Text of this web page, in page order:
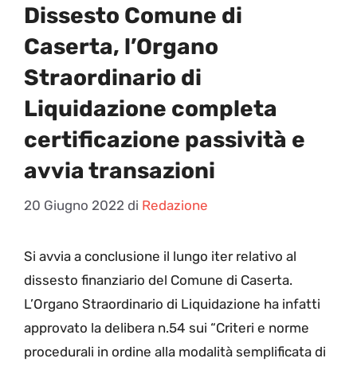
Dissesto Comune di
Caserta, l’Organo
Straordinario di
Liquidazione completa
certificazione passività e
avvia transazioni
20 Giugno 2022 di Redazione
Si avvia a conclusione il lungo iter relativo al
dissesto finanziario del Comune di Caserta.
L’Organo Straordinario di Liquidazione ha infatti
approvato la delibera n.54 sui “Criteri e norme
procedurali in ordine alla modalità semplificata di